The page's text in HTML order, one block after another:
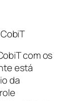
com os
está
da